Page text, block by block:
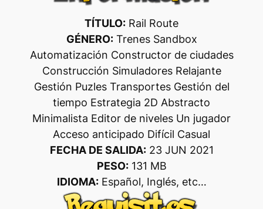
TÍTULO: Rail Route
GÉNERO:Trenes Sandbox
Automatización Constructor de ciudades
Construcción Simuladores Relajante
Gestión Puzles Transportes Gestión del
tiempo Estrategia 2D Abstracto
Minimalista Editor de niveles Un jugador
Acceso anticipado Difícil Casual
FECHA DE SALIDA:23 JUN 2021
PESO:131 MB
IDIOMA:Español, Inglés, etc…